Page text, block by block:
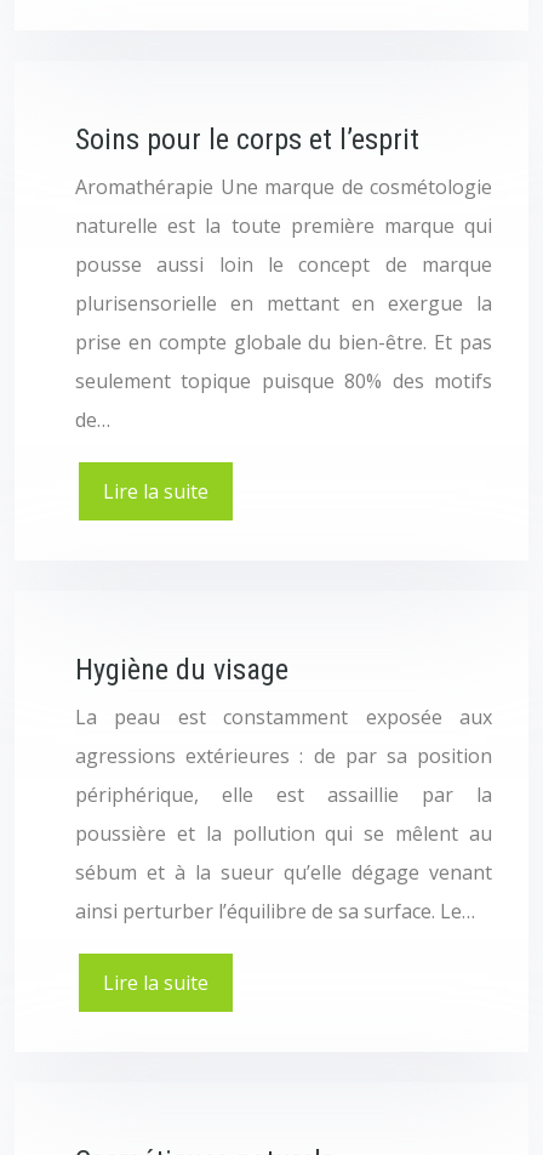
Soins pour le corps et l’esprit
Aromathérapie Une marque de cosmétologie
naturelle est la toute première marque qui
pousse aussi loin le concept de marque
plurisensorielle en mettant en exergue la
prise en compte globale du bien-être. Et pas
seulement topique puisque 80% des motifs
de…
Lire la suite
Hygiène du visage
La peau est constamment exposée aux
agressions extérieures : de par sa position
périphérique, elle est assaillie par la
poussière et la pollution qui se mêlent au
sébum et à la sueur qu’elle dégage venant
ainsi perturber l’équilibre de sa surface. Le…
Lire la suite